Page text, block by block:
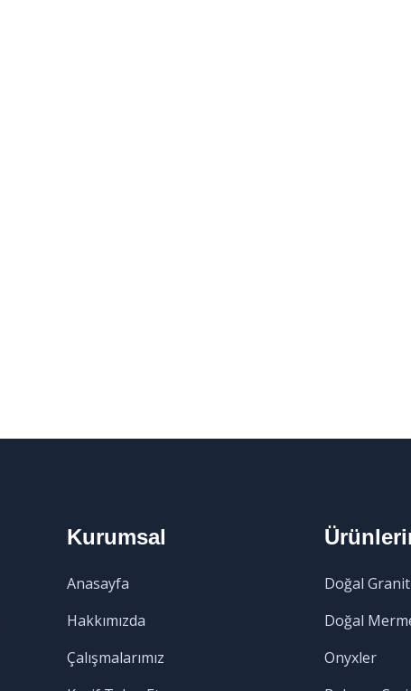
Kurumsal
Anasayfa
Hakkımızda
Çalışmalarımız
Doğal
Doğal
Onyxler